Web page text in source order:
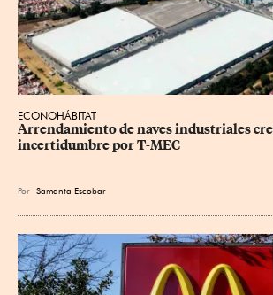
ECONOHÁBITAT
Arrendamiento de naves industriales
incertidumbre por T-MEC
Por Samanta Escobar